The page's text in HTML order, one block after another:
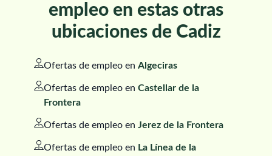
empleo en estas otras
ubicaciones de Cadiz
Ofertas de empleo en Algeciras
Ofertas de empleo en Castellar de la
Frontera
Ofertas de empleo en Jerez de la Frontera
Ofertas de empleo en La Línea de la